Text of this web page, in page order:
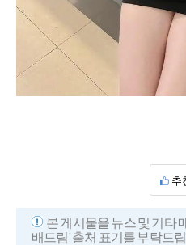
추
본 게시물을 뉴스 및 기타
배드림' 출처 표기를 부탁드